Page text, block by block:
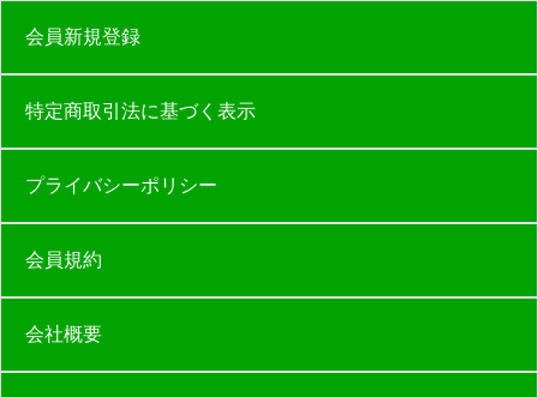
会員新規登録
特定商取引法に基づく表示
プライバシーポリシー
会員規約
会社概要